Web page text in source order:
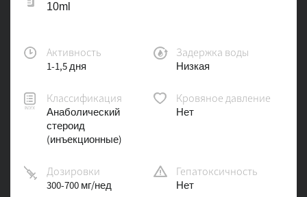
10ml
Активность
1-1,5 дня
Задержка воды
Низкая
Классификация
Анаболический
стероид
(инъекционные)
Кровяное давление
Нет
Дозировки
300-700 мг/нед
Гепатоксичность
Нет